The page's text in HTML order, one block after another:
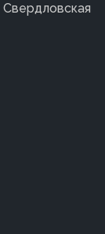
Свердловская